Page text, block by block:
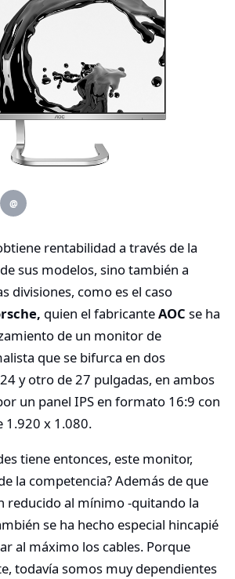
@
rentabilidad a través de la
sus modelos, sino también a
divisiones, como es el caso
quien el fabricanteAOC se ha
de un monitor de
que se bifurca en dos
y otro de 27 pulgadas, en ambos
un panel IPS en formato 16:9 con
1.920 x 1.080.
tiene entonces, este monitor,
la competencia? Además de que
reducido al mínimo -quitando la
se ha hecho especial hincapié
al máximo los cables. Porque
todavía somos muy dependientes